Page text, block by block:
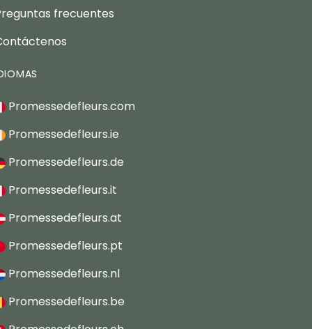
frecuentes
Promessedefleurs.com
Promessedefleurs.ie
Promessedefleurs.de
Promessedefleurs.it
Promessedefleurs.at
Promessedefleurs.pt
Promessedefleurs.nl
Promessedefleurs.be